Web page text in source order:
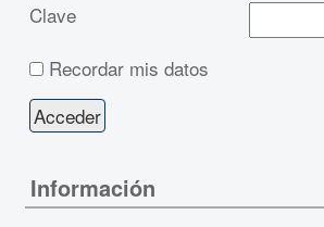
Clave
Recordar mis datos
Información